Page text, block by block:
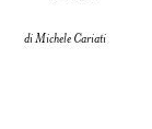
di Michele Cariati